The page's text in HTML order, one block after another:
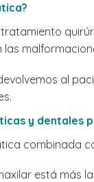
las
al
y
combinada
está más